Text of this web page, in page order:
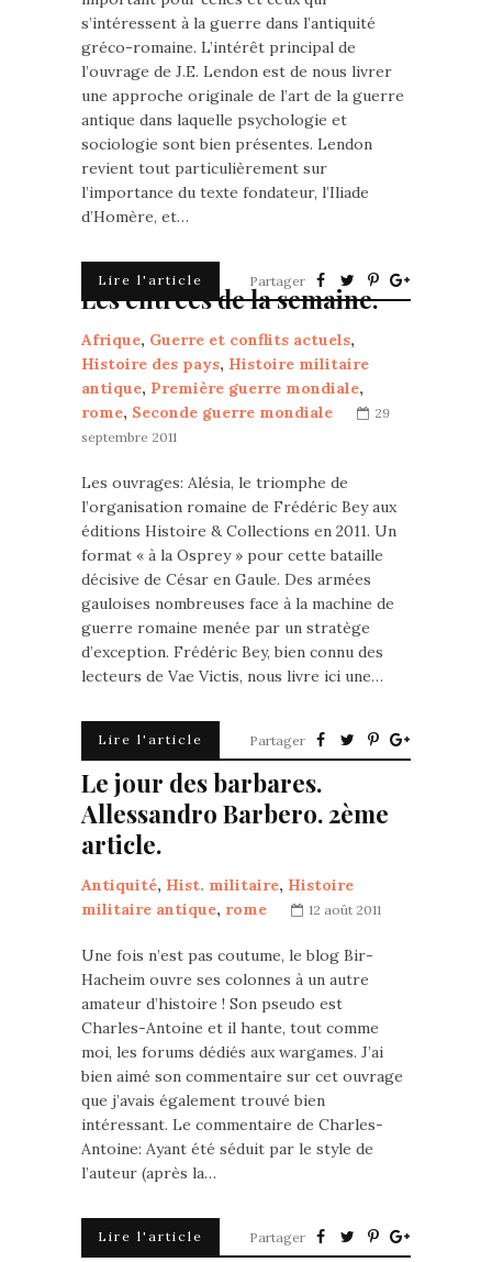
s’intéressent à la guerre dans l’antiquité
gréco-romaine. L’intérêt principal de
l’ouvrage de J.E. Lendon est de nous livrer
une approche originale de l’art de la guerre
antique dans laquelle psychologie et
sociologie sont bien présentes. Lendon
revient tout particulièrement sur
l’importance du texte fondateur, l’Iliade
d’Homère, et…
Lire l'article Partager
Les entrées de la semaine.
Afrique, Guerre et conflits actuels,
Histoire des pays, Histoire militaire
antique, Première guerre mondiale,
rome, Seconde guerre mondiale
29
septembre 2011
Les ouvrages: Alésia, le triomphe de
l’organisation romaine de Frédéric Bey aux
éditions Histoire & Collections en 2011. Un
format « à la Osprey » pour cette bataille
décisive de César en Gaule. Des armées
gauloises nombreuses face à la machine de
guerre romaine menée par un stratège
d’exception. Frédéric Bey, bien connu des
lecteurs de Vae Victis, nous livre ici une…
Lire l'article Partager
Le jour des barbares.
Allessandro Barbero. 2ème
article.
Antiquité, Hist. militaire, Histoire
militaire antique, rome 12 août 2011
Une fois n’est pas coutume, le blog Bir-
Hacheim ouvre ses colonnes à un autre
amateur d’histoire ! Son pseudo est
Charles-Antoine et il hante, tout comme
moi, les forums dédiés aux wargames. J’ai
bien aimé son commentaire sur cet ouvrage
que j’avais également trouvé bien
intéressant. Le commentaire de Charles-
Antoine: Ayant été séduit par le style de
l’auteur (après la…
Lire l'article Partager